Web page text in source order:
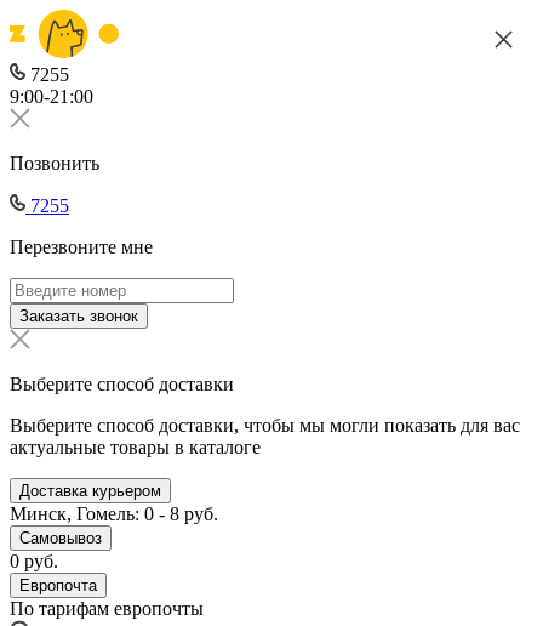
7255
9:00-21:00
Позвонить
7255
Перезвоните мне
Заказать звонок
Выберите способ доставки
Выберите способ доставки, чтобы мы могли показать для вас
актуальные товары в каталоге
Доставка курьером
Минск, Гомель: 0 - 8 руб.
Самовывоз
0 руб.
Европочта
По тарифам европочты